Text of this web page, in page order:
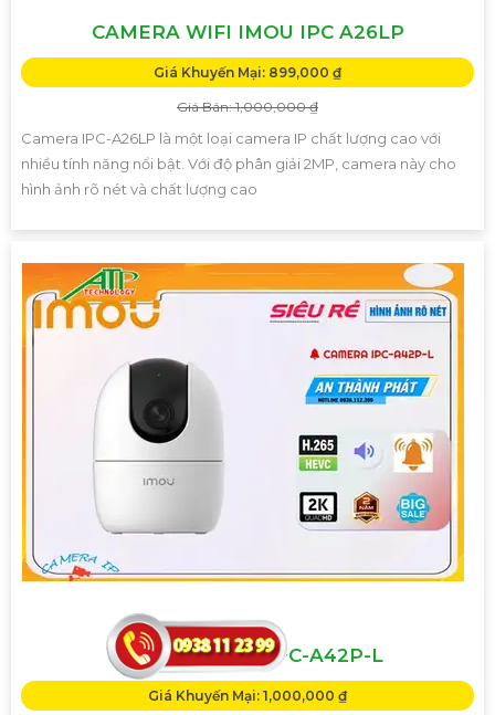
CAMERA WIFI IMOU IPC A26LP
Giá Khuyến Mại: 899,000 ₫
Giá Bán: 1,000,000 ₫
Camera IPC-A26LP là một loại camera IP chất lượng cao với
nhiều tính năng nổi bật. Với độ phân giải 2MP, camera này cho
hình ảnh rõ nét và chất lượng cao
CAMERA IMOU IPC-A42P-L
Giá Khuyến Mại: 1,000,000 ₫